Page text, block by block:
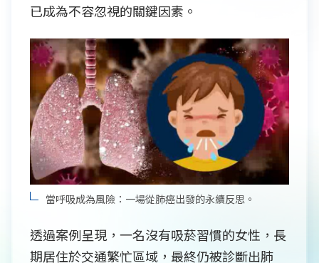
已成為不容忽視的關鍵因素。
當呼吸成為風險：一場從肺癌出發的永續反思。
透過案例呈現，一名沒有吸菸習慣的女性，長
期居住於交通繁忙區域，最終仍被診斷出肺